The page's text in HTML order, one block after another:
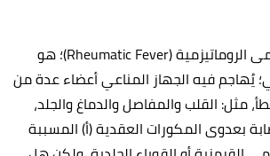
روماتيزم الدم أو الحمى الروماتيزمية (Rheumatic Fever)؛ هو
يُهاجم فيه الجهاز المناعي أعضاء عدة من
مثل: القلب والمفاصل والدماغ والجلد،
بعدوى المكورات العقدية (أ) المسببة